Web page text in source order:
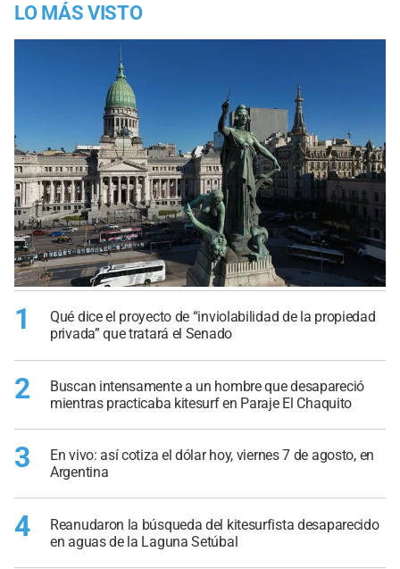
LO MÁS VISTO
1
Qué dice el proyecto de “inviolabilidad de la propiedad
privada” que tratará el Senado
2
Buscan intensamente a un hombre que desapareció
mientras practicaba kitesurf en Paraje El Chaquito
3
En vivo: así cotiza el dólar hoy, viernes 7 de agosto, en
Argentina
4
Reanudaron la búsqueda del kitesurfista desaparecido
en aguas de la Laguna Setúbal